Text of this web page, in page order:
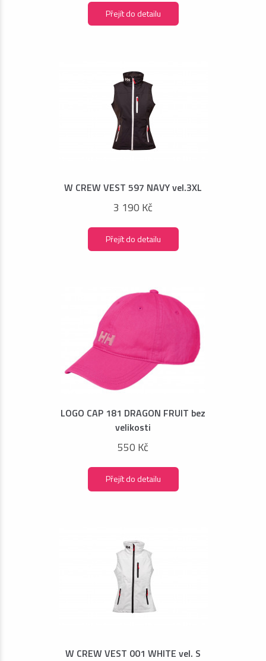
Přejít do detailu
W CREW VEST 597 NAVY vel.3XL
3 190 Kč
Přejít do detailu
LOGO CAP 181 DRAGON FRUIT bez
velikosti
550 Kč
Přejít do detailu
W CREW VEST 001 WHITE vel. S